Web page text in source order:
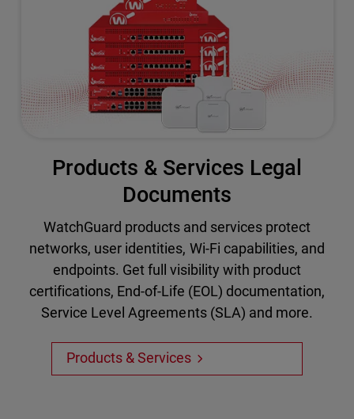
Products & Services Legal
Documents
WatchGuard products and services protect
networks, user identities, Wi-Fi capabilities, and
endpoints. Get full visibility with product
certifications, End-of-Life (EOL) documentation,
Service Level Agreements (SLA) and more.
Products & Services